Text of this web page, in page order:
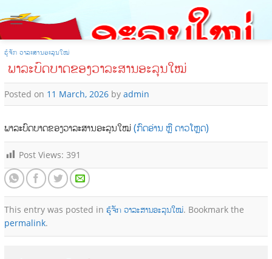
to
content
ຮູ້ຈັກ ວາລະສານອະລຸນໃໝ່
ພາລະບົດບາດຂອງວາລະສານອະລຸນໃໝ່
Posted on 11 March, 2026 by admin
ພາລະບົດບາດຂອງວາລະສານອະລຸນໃໝ່(ກົດອ່ານ ຫຼື ດາວໂຫຼດ)
Post Views: 391
This entry was posted in ຮູ້ຈັກ ວາລະສານອະລຸນໃໝ່. Bookmark the
permalink.